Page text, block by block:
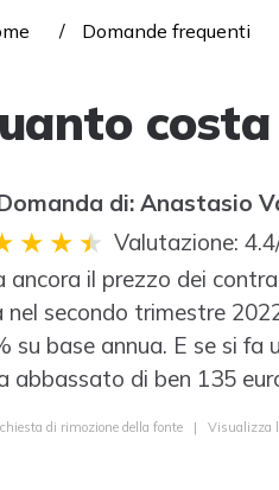
Domande frequenti
costa
di: Anastasio
Valutazione:
ancora il prezzo dei
nel secondo trimestre
su base annua. E se si
abbassato di ben 135
di rimozione della fonte | Visualizza